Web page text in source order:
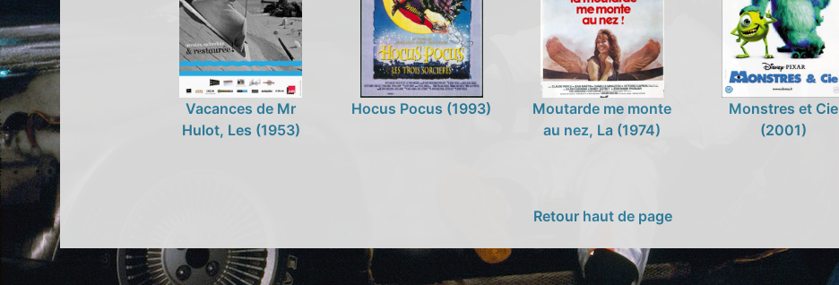
Vacances de Mr
Hulot, Les (1953)
Hocus Pocus (1993)
Moutarde me monte
au nez, La (1974)
Monstres et Cie
(2001)
Retour haut de page